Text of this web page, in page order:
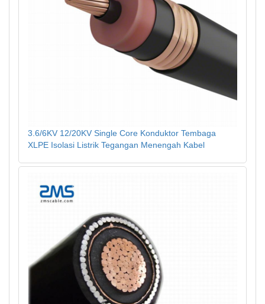
3.6/6KV 12/20KV Single Core Konduktor Tembaga
XLPE Isolasi Listrik Tegangan Menengah Kabel